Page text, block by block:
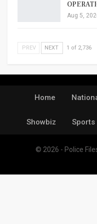
Aug 5,
PREV NEXT 1 of 2,736
Home
Showbiz Sports
© 2026 - Police